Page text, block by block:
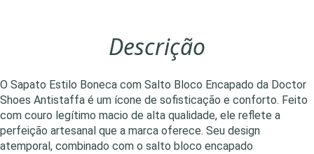
Descrição
O Sapato Estilo Boneca com Salto Bloco Encapado da Doctor
Shoes Antistaffa é um ícone de sofisticação e conforto. Feito
com couro legítimo macio de alta qualidade, ele reflete a
perfeição artesanal que a marca oferece. Seu design
atemporal, combinado com o salto bloco encapado